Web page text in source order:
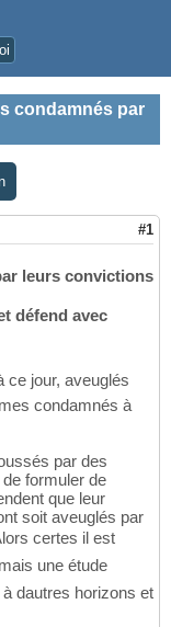
condamnés par
#1
leurs convictions
défend avec
ce jour, aveuglés
condamnés à
par des
formuler de
que leur
soit aveuglés par
certes il est
une étude
dautres horizons et